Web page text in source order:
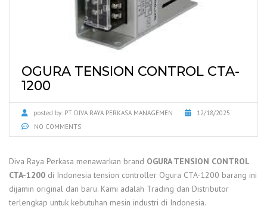
OGURA TENSION CONTROL CTA-
1200
posted by: PT DIVA RAYA PERKASA MANAGEMEN
12/18/2025
NO COMMENTS
Diva Raya Perkasa menawarkan brand OGURA TENSION CONTROL
CTA-1200 di Indonesia tension controller Ogura CTA-1200 barang ini
dijamin original dan baru. Kami adalah Trading dan Distributor
terlengkap untuk kebutuhan mesin industri di Indonesia.